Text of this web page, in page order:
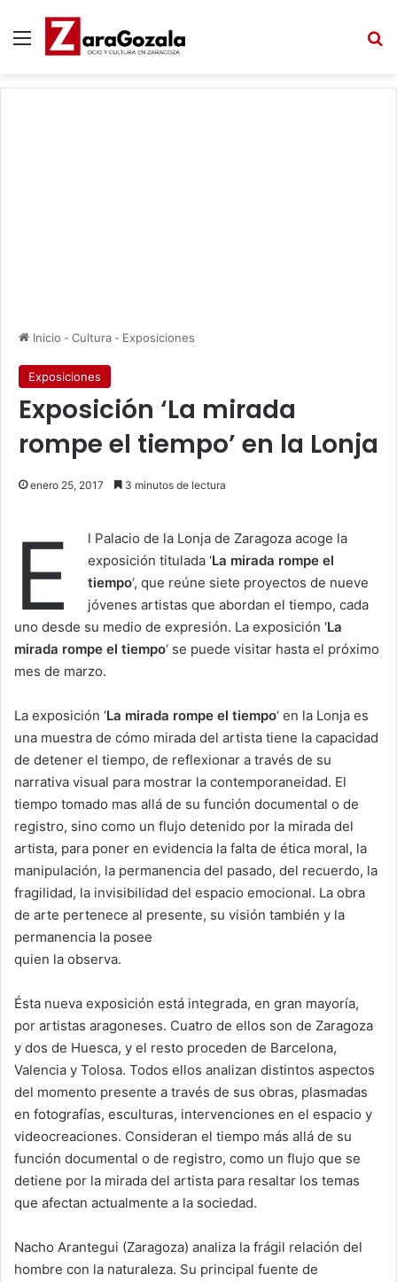
Menú
Inicio - Cultura - Exposiciones
Exposiciones
Exposición ‘La mirada
rompe el tiempo’ en la Lonja
enero 25, 2017 3 minutos de lectura
E
l Palacio de la Lonja de Zaragoza acoge la
exposición titulada ‘La mirada rompe el
tiempo‘, que reúne siete proyectos de nueve
jóvenes artistas que abordan el tiempo, cada
uno desde su medio de expresión. La exposición ‘La
mirada rompe el tiempo‘ se puede visitar hasta el próximo
mes de marzo.
La exposición ‘La mirada rompe el tiempo‘ en la Lonja es
una muestra de cómo mirada del artista tiene la capacidad
de detener el tiempo, de reflexionar a través de su
narrativa visual para mostrar la contemporaneidad. El
tiempo tomado mas allá de su función documental o de
registro, sino como un flujo detenido por la mirada del
artista, para poner en evidencia la falta de ética moral, la
manipulación, la permanencia del pasado, del recuerdo, la
fragilidad, la invisibilidad del espacio emocional. La obra
de arte pertenece al presente, su visión también y la
permanencia la posee
quien la observa.
Ésta nueva exposición está integrada, en gran mayoría,
por artistas aragoneses. Cuatro de ellos son de Zaragoza
y dos de Huesca, y el resto proceden de Barcelona,
Valencia y Tolosa. Todos ellos analizan distintos aspectos
del momento presente a través de sus obras, plasmadas
en fotografías, esculturas, intervenciones en el espacio y
videocreaciones. Consideran el tiempo más allá de su
función documental o de registro, como un flujo que se
detiene por la mirada del artista para resaltar los temas
que afectan actualmente a la sociedad.
Nacho Arantegui (Zaragoza) analiza la frágil relación del
hombre con la naturaleza. Su principal fuente de